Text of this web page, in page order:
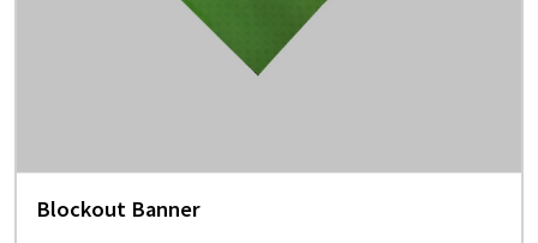
Blockout Banner